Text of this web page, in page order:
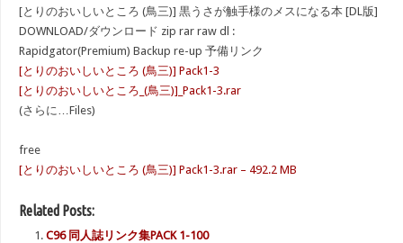
[とりのおいしいところ (鳥三)] 黒うさが触手様のメスになる本 [DL版]
DOWNLOAD/ダウンロード zip rar raw dl :
Rapidgator(Premium) Backup re-up 予備リンク
[とりのおいしいところ (鳥三)] Pack1-3
[とりのおいしいところ_(鳥三)]_Pack1-3.rar
(さらに…Files)
free
[とりのおいしいところ (鳥三)] Pack1-3.rar – 492.2 MB
Related Posts:
C96 同人誌リンク集PACK 1-100